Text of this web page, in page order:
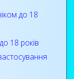
до 18
18 років